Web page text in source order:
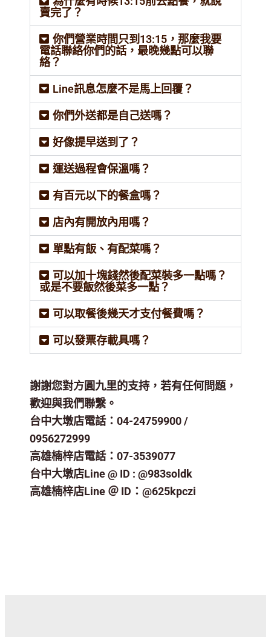
賣完了？
你們營業時間只到13:15，那麼我要
電話聯絡你們的話，最晚幾點可以聯
絡？
Line訊息怎麼不是馬上回覆？
你們外送都是自己送嗎？
好像提早送到了？
運送過程會保溫嗎？
有百元以下的餐盒嗎？
店內有開放內用嗎？
單點有飯、有配菜嗎？
可以加十塊錢然後配菜裝多一點嗎？
或是不要飯然後菜多一點？
可以取餐後幾天才支付餐費嗎？
可以發票存載具嗎？
謝謝您對方圓九里的支持，若有任何問題，
歡迎與我們聯繫。
台中大墩店電話：04-24759900 /
0956272999
高雄楠梓店電話：07-3539077
台中大墩店Line @ ID : @983soldk
高雄楠梓店Line ＠ ID：@625kpczi